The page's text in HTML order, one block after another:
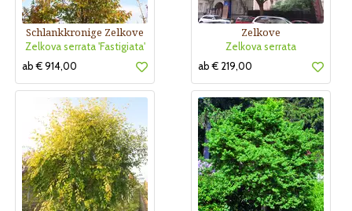
Schlankkronige Zelkove
Zelkova serrata 'Fastigiata'
ab € 914,00
Zelkove
Zelkova serrata
ab € 219,00